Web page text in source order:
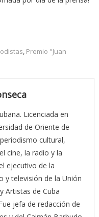
, Premio "Juan
Licenciada en
de Oriente de
cultural,
cine, la radio y la
ejecutivo de la
y televisión de la Unión
Artistas de Cuba
jefa de redacción de